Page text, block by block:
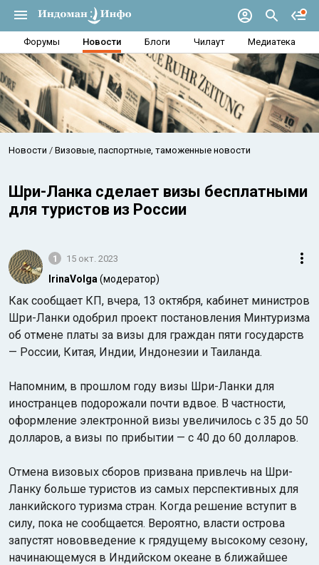
Форумы Новости Блоги Чилаут Медиатека
Новости Визовые, паспортные, таможенные новости
Шри-Ланка сделает визы бесплатными
для туристов из России
1 15 окт. 2023
IrinaVolga (модератор)
Как сообщает КП, вчера, 13 октября, кабинет министров
Шри-Ланки одобрил проект постановления Минтуризма
об отмене платы за визы для граждан пяти государств
— России, Китая, Индии, Индонезии и Таиланда.
Напомним, в прошлом году визы Шри-Ланки для
иностранцев подорожали почти вдвое. В частности,
оформление электронной визы увеличилось с 35 до 50
долларов, а визы по прибытии — с 40 до 60 долларов.
Отмена визовых сборов призвана привлечь на Шри-
Ланку больше туристов из самых перспективных для
ланкийского туризма стран. Когда решение вступит в
силу, пока не сообщается. Вероятно, власти острова
запустят нововведение к грядущему высокому сезону,
начинающемуся в Индийском океане в ближайшее